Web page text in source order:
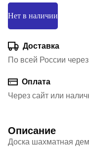
Нет в наличии
Доставка
По всей России
Оплата
Через сайт или
Описание
Доска шахматная